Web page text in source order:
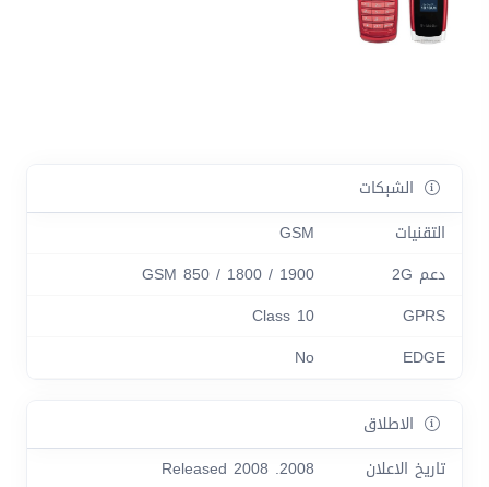
الشبكات
التقنيات
GSM
دعم 2G
GSM 850 / 1800 / 1900
GPRS
Class 10
EDGE
No
الاطلاق
تاريخ الاعلان
2008. Released 2008